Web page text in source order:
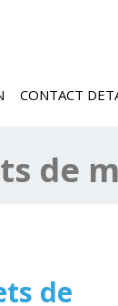
CONTACT
de
de